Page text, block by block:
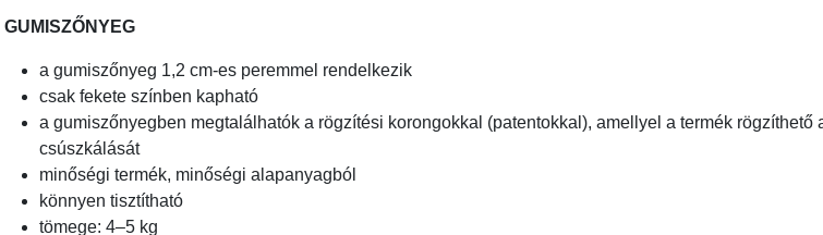
GUMISZŐNYEG
a gumiszőnyeg 1,2 cm-es peremmel rendelkezik
csak fekete színben kapható
a gumiszőnyegben megtalálhatók a rögzítési korongokkal (patentokkal), amellyel a termék
csúszkálását
minőségi termék, minőségi alapanyagból
könnyen tisztítható
tömege: 4–5 kg